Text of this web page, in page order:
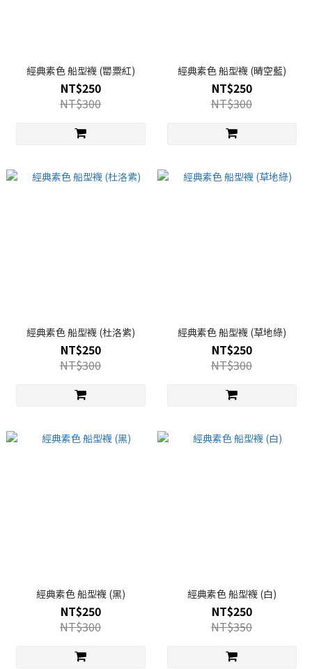
經典素色 船型襪 (罌粟紅)
NT$250
NT$300
經典素色 船型襪 (晴空藍)
NT$250
NT$300
經典素色 船型襪 (杜洛紫)
NT$250
NT$300
經典素色 船型襪 (草地綠)
NT$250
NT$300
經典素色 船型襪 (黑)
NT$250
NT$300
經典素色 船型襪 (白)
NT$250
NT$350